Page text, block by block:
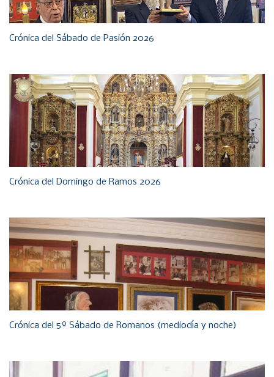
Crónica del Sábado de Pasión 2026
Crónica del Domingo de Ramos 2026
Crónica del 5º Sábado de Romanos (mediodía y noche)